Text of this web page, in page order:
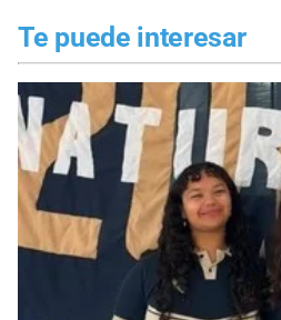
Te puede interesar